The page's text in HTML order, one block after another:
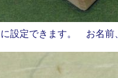
に設定できます。 お名